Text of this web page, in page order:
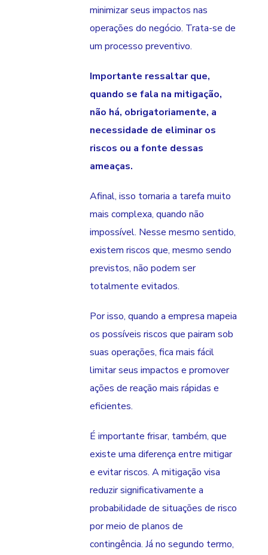
minimizar seus impactos nas
operações do negócio. Trata-se de
um processo preventivo.
Importante ressaltar que,
quando se fala na mitigação,
não há, obrigatoriamente, a
necessidade de eliminar os
riscos ou a fonte dessas
ameaças.
Afinal, isso tornaria a tarefa muito
mais complexa, quando não
impossível. Nesse mesmo sentido,
existem riscos que, mesmo sendo
previstos, não podem ser
totalmente evitados.
Por isso, quando a empresa mapeia
os possíveis riscos que pairam sob
suas operações, fica mais fácil
limitar seus impactos e promover
ações de reação mais rápidas e
eficientes.
É importante frisar, também, que
existe uma diferença entre mitigar
e evitar riscos. A mitigação visa
reduzir significativamente a
probabilidade de situações de risco
por meio de planos de
contingência. Já no segundo termo,